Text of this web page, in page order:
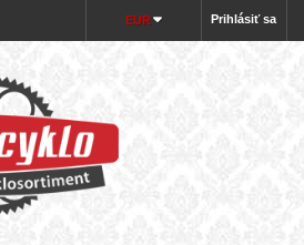
Prihlásiť sa
EUR